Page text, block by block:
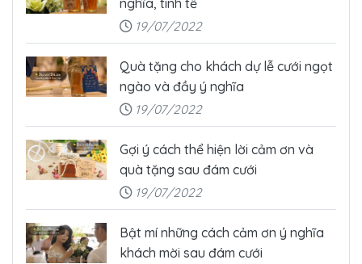
19/07/2022
Quà tặng cho khách dự lễ cưới ngọt
ngào và đầy ý nghĩa
19/07/2022
Gợi ý cách thể hiện lời cảm ơn và
quà tặng sau đám cưới
19/07/2022
Bật mí những cách cảm ơn ý nghĩa
khách mời sau đám cưới